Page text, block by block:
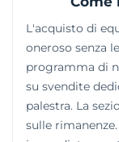
L'acquisto di
oneroso senza
programma di
su svendite
palestra. La
sulle